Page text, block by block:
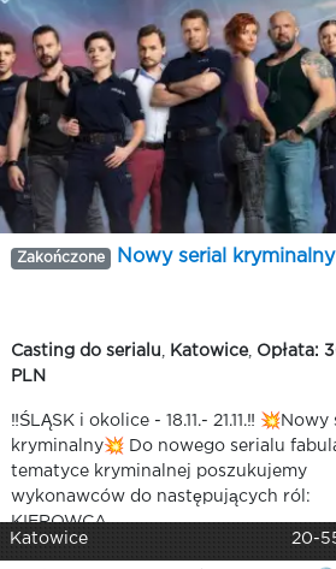
Zakończone Nowy serial kryminalny
Casting do serialu Katowice, Opłata:
PLN
‼️ŚLĄSK i okolice - 18.11.- 21.11.‼️ 💥Nowy
kryminalny💥 Do nowego serialu
tematyce kryminalnej poszukujemy
wykonawców do następujących ról:
KIEROWCA...
Katowice
20-